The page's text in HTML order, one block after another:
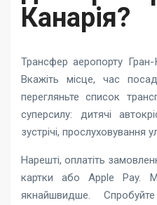
Канарія?
Трансфер аеропорту
Вкажіть місце, час
перегляньте список
суперсилу: дитячі
зустрічі, прослуховування
Нарешті, оплатіть
картки або Apple Pay.
якнайшвидше.